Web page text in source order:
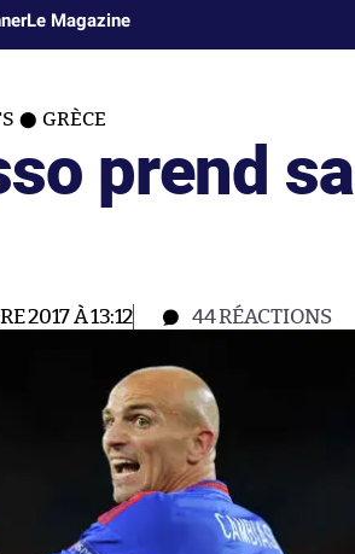
Le Magazine
GRÈCE
prend sa
2017 À 13:12 44RÉACTIONS